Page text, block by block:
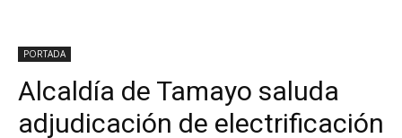
PORTADA
Alcaldía de Tamayo saluda
adjudicación de electrificación